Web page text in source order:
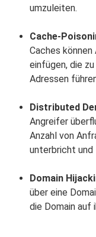
umzuleiten.
Cache-
Caches
einfügen, die
Adressen
Distributed
Angreifer
Anzahl von
unterbricht und
Domain
über eine
die Domain auf